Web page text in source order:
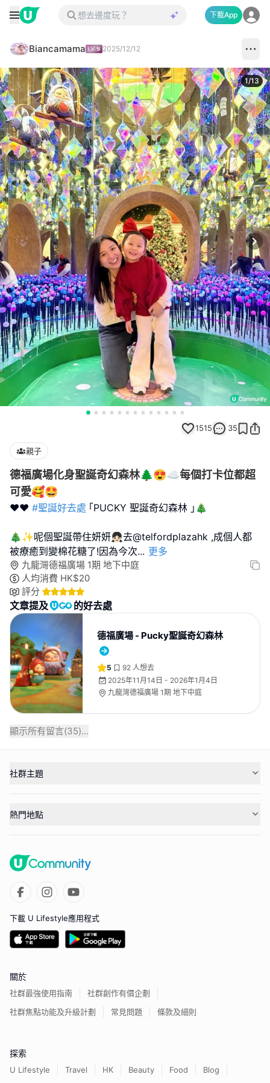
下載App
Biancamama 2025/12/12
1/13
1515 35
親子
德福廣場化身聖誕奇幻森林🌲😍☁️每個打卡位都超
可愛🥰🤩
❤️❤️ #聖誕好去處 ｢PUCKY 聖誕奇幻森林 ｣🎄
🎄✨呢個聖誕帶住妍妍👧🏻去@telfordplazahk ,成個人都
被療癒到變棉花糖了!因為今次... 更多
九龍灣德福廣場 1期 地下中庭
人均消費 HK$20
評分
文章提及 的好去處
德福廣場 - Pucky聖誕奇幻森林
5 92 人想去
2025年11月14日 - 2026年1月4日
九龍灣德福廣場 1期 地下中庭
顯示所有留言(35)...
社群主題
熱門地點
下載 U Lifestyle應用程式
關於
社群最強使用指南
社群創作有價企劃
社群焦點功能及升級計劃
常見問題 條款及細則
探索
U Lifestyle Travel HK Beauty Food Blog